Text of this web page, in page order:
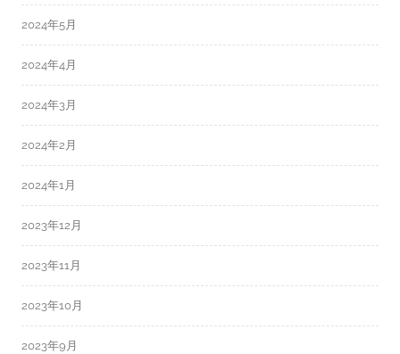
2024年5月
2024年4月
2024年3月
2024年2月
2024年1月
2023年12月
2023年11月
2023年10月
2023年9月